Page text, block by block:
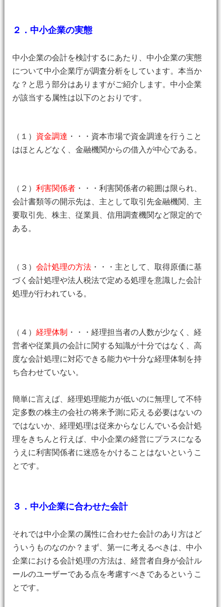
２．中小企業の実態
中小企業の会計を検討するにあたり、中小企業の実態
について中小企業庁が調査分析をしています。本当か
な？と思う部分はありますがご紹介します。中小企業
が該当する属性は以下のとおりです。
（１） 資金調達 ・・・資本市場で資金調達を行うこと
はほとんどなく、金融機関からの借入が中心である。
（２） 利害関係者・・・利害関係者の範囲は限られ、
会計書類等の開示先は、主として取引先金融機関、主
要取引先、株主、従業員、信用調査機関など限定的で
ある。
（３） 会計処理の方法・・・主として、取得原価に基
づく会計処理や法人税法で定める処理を意識した会計
処理が行われている。
（４） 経理体制
・・・経理担当者の人数が少なく、経
営者や従業員の会計に関する知識が十分ではなく、高
度な会計処理に対応できる能力や十分な経理体制を持
ち合わせていない。
簡単に言えば、経理処理能力が低いのに無理して不特
定多数の株主の会社の将来予測に応える必要はないの
ではないか、経理処理は従来からなじんでいる会計処
理をきちんと行えば、中小企業の経営にプラスになる
うえに利害関係者に迷惑をかけることはないというこ
とです。
３．中小企業に合わせた会計
それでは中小企業の属性に合わせた会計のあり方はど
ういうものなのか？まず、第一に考えるべきは、中小
企業における会計処理の方法は、経営者自身が会計ル
ールのユーザーである点を考慮すべきであるというこ
とです。